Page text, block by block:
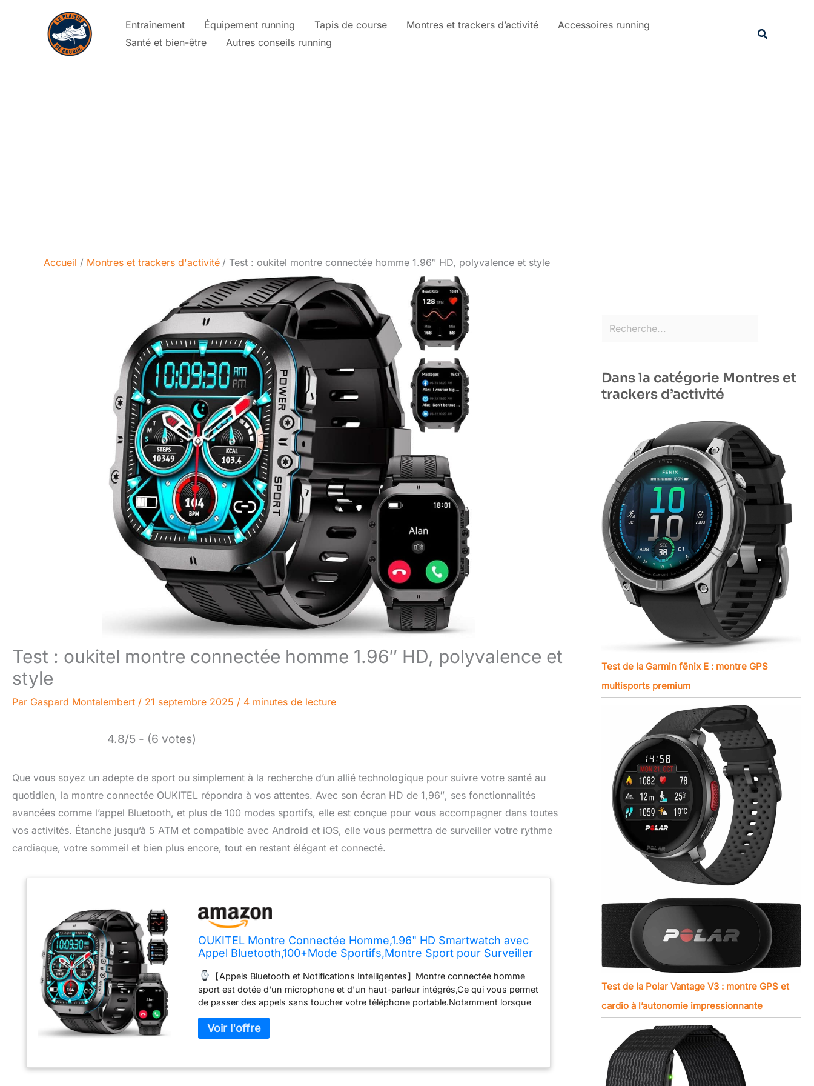
Entraînement Équipement running Tapis de course Montres et trackers d’activité
Accessoires running
Santé et bien-être
Autres conseils running
Accueil Montres et trackers d'activité Test : oukitel montre connectée homme 1.96″ HD, polyvalence et style
Test : oukitel montre connectée homme 1.96″ HD, polyvalence et
style
Par Gaspard Montalembert / 21 septembre 2025 / 4 minutes de lecture
4.8/5 - (6 votes)
Que vous soyez un adepte de sport ou simplement à la recherche d’un allié technologique pour suivre votre santé au
quotidien, la montre connectée OUKITEL répondra à vos attentes. Avec son écran HD de 1,96″, ses fonctionnalités
avancées comme l’appel Bluetooth, et plus de 100 modes sportifs, elle est conçue pour vous accompagner dans toutes
vos activités. Étanche jusqu’à 5 ATM et compatible avec Android et iOS, elle vous permettra de surveiller votre rythme
cardiaque, votre sommeil et bien plus encore, tout en restant élégant et connecté.
OUKITEL Montre Connectée Homme,1.96" HD Smartwatch avec
Appel Bluetooth,100+Mode Sportifs,Montre Sport pour Surveiller
pour Android iOS Noir
【Appels Bluetooth et Notifications Intelligentes】Montre connectée homme
sport est dotée d'un microphone et d'un haut-parleur intégrés,Ce qui vous permet
de passer des appels sans toucher votre téléphone portable.Notamment lorsque
plus facilement.Vous pouvez recevoir des messages de
SMS,Facebook,WhatsApp,Instagram,Etc via votre smartwatch homme.Vous ne
Mode】Montre connectée homme Doté d'un écran tactile HD de 1,96
Dans la catégorie Montres et
trackers d’activité
Test de la Garmin fēnix E : montre GPS
multisports premium
Test de la Polar Vantage V3 : montre GPS et
cardio à l’autonomie impressionnante